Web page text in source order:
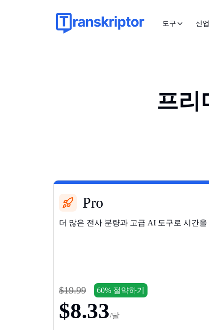
도구 산업
프리
Pro
더 많은 전사 분량과 고급 AI 도구로 시간을
$19.99 60% 절약하기
$8.33/달